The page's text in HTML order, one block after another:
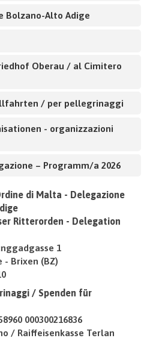
Bolzano-Alto Adige
Oberau / al Cimitero
/ per pellegrinaggi
- organizzazioni
– Programm/a 2026
di Malta - Delegazione
Ritterorden - Delegation
1
- Brixen (BZ)
/ Spenden für
000300216836
/ Raiffeisenkasse Terlan